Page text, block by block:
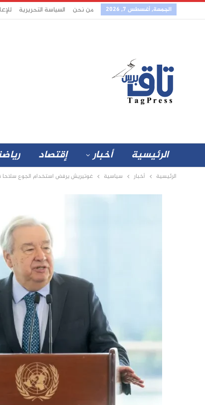
الجمعة, أغسطس 7, 2026 من نحن السياسة التحريرية
الرئيسية أخبار إقتصاد
الرئيسية أخبار سياسية غوتيريش يرفض استخدام الجوع سلاحا